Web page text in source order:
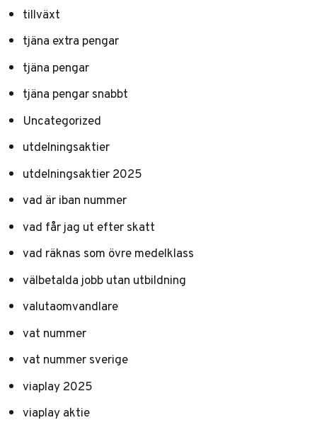
tillväxt
tjäna extra pengar
tjäna pengar
tjäna pengar snabbt
Uncategorized
utdelningsaktier
utdelningsaktier 2025
vad är iban nummer
vad får jag ut efter skatt
vad räknas som övre medelklass
välbetalda jobb utan utbildning
valutaomvandlare
vat nummer
vat nummer sverige
viaplay 2025
viaplay aktie